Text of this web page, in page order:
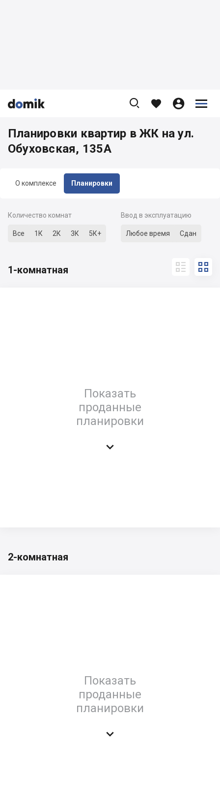


    


О комплексе Планировки
Планировки квартир в ЖК на ул.
Обуховская, 135А
Количество комнат
Все 1К 2К 3К 5К+
Ввод в эксплуатацию
Любое время Сдан
1-комнатная  
Показать
проданные
планировки

2-комнатная
Показать
проданные
планировки
